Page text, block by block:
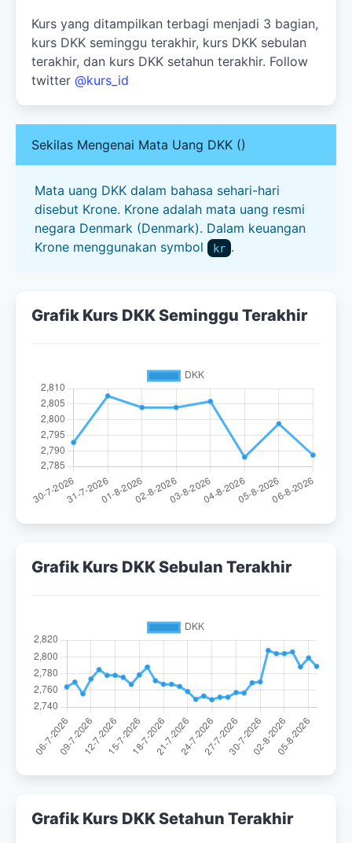
Kurs yang ditampilkan terbagi menjadi 3 bagian,
kurs DKK seminggu terakhir, kurs DKK sebulan
terakhir, dan kurs DKK setahun terakhir. Follow
twitter @kurs_id
Sekilas Mengenai Mata Uang DKK ()
Mata uang DKK dalam bahasa sehari-hari
disebut Krone. Krone adalah mata uang resmi
negara Denmark (Denmark). Dalam keuangan
Krone menggunakan symbol
kr .
Grafik Kurs DKK Seminggu Terakhir
Grafik Kurs DKK Sebulan Terakhir
Grafik Kurs DKK Setahun Terakhir